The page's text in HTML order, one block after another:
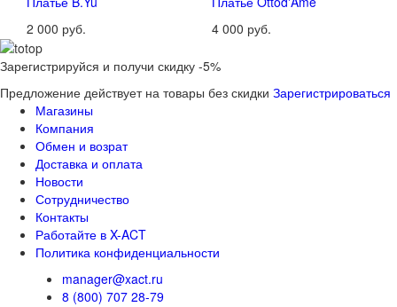
2 000 руб.
4 000 руб.
Зарегистрируйся и получи скидку -5%
Предложение действует на товары без скидки Зарегистрироваться
Магазины
Компания
Обмен и возрат
Доставка и оплата
Новости
Сотрудничество
Контакты
Работайте в X-ACT
Политика конфиденциальности
manager@xact.ru
8 (800) 707 28-79